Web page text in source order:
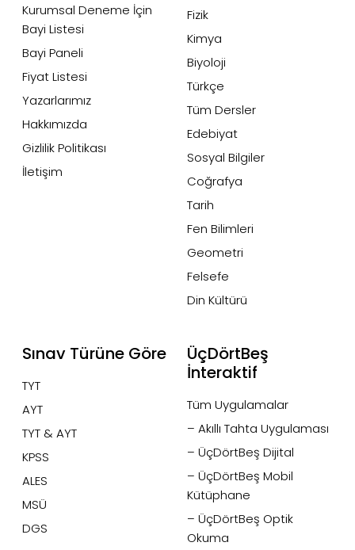
Kurumsal Deneme İçin
Bayi Listesi
Bayi Paneli
Fiyat Listesi
Yazarlarımız
Hakkımızda
Gizlilik Politikası
İletişim
Fizik
Kimya
Biyoloji
Türkçe
Tüm Dersler
Edebiyat
Sosyal Bilgiler
Coğrafya
Tarih
Fen Bilimleri
Geometri
Felsefe
Din Kültürü
Sınav Türüne Göre
TYT
AYT
TYT & AYT
KPSS
ALES
MSÜ
DGS
ÜçDörtBeş
İnteraktif
Tüm Uygulamalar
– Akıllı Tahta Uygulaması
– ÜçDörtBeş Dijital
– ÜçDörtBeş Mobil
Kütüphane
– ÜçDörtBeş Optik
Okuma